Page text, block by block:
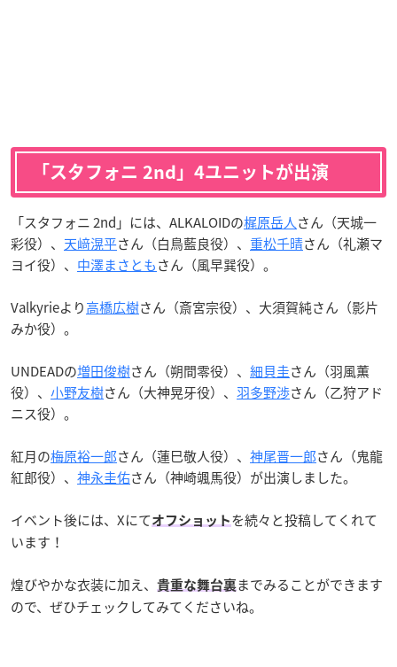
「スタフォニ 2nd」4ユニットが出演
「スタフォニ 2nd」には、ALKALOIDの梶原岳人さん（天城一
彩役）、 天﨑滉平さん（白鳥藍良役）、 重松千晴さん（礼瀬マ
ヨイ役）、 中澤まさともさん（風早巽役）。
Valkyrieより高橋広樹さん（斎宮宗役）、大須賀純さん（影片
みか役）。
UNDEADの増田俊樹さん（朔間零役）、 細貝圭さん（羽風薫
役）、 小野友樹さん（大神晃牙役）、 羽多野渉さん（乙狩アド
ニス役）。
紅月の梅原裕一郎さん（蓮巳敬人役）、 神尾晋一郎さん（鬼龍
紅郎役）、 神永圭佑さん（神崎颯馬役）が出演しました。
イベント後には、Xにてオフショット を続々と投稿してくれて
います！
煌びやかな衣装に加え、 貴重な舞台裏までみることができます
ので、ぜひチェックしてみてくださいね。